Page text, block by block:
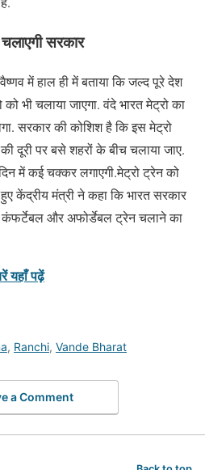
सरकार
में हाल ही में बताया कि जल्द पूरे देश
भी चलाया जाएगा. वंदे भारत मेट्रो का
सरकार की कोशिश है कि इस मेट्रो
दूरी पर बसे शहरों के बीच चलाया जाए.
में कई चक्कर लगाएगी.मेट्रो ट्रेन को
केंद्रीय मंत्री ने कहा कि भारत सरकार
कंफर्टेबल और अफोर्डेबल ट्रेन चलाने का
यहाँ पढ़ें
, Ranchi, Vande Bharat
a Comment